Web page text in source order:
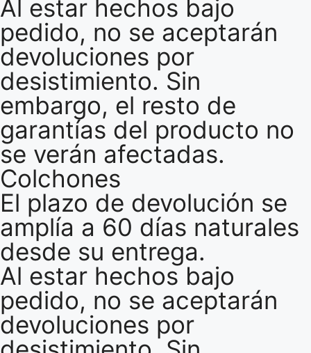
Al estar hechos bajo
pedido, no se aceptarán
devoluciones por
desistimiento. Sin
embargo, el resto de
garantías del producto no
se verán afectadas.
Colchones
El plazo de devolución se
amplía a 60 días naturales
desde su entrega.
Al estar hechos bajo
pedido, no se aceptarán
devoluciones por